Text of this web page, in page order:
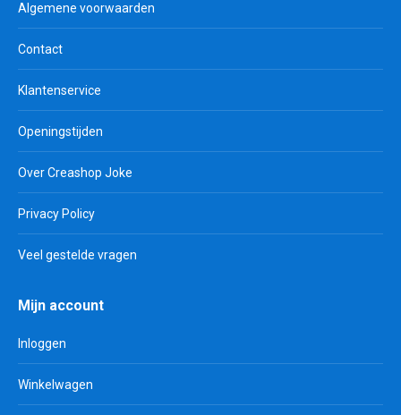
Algemene voorwaarden
Contact
Klantenservice
Openingstijden
Over Creashop Joke
Privacy Policy
Veel gestelde vragen
Mijn account
Inloggen
Winkelwagen